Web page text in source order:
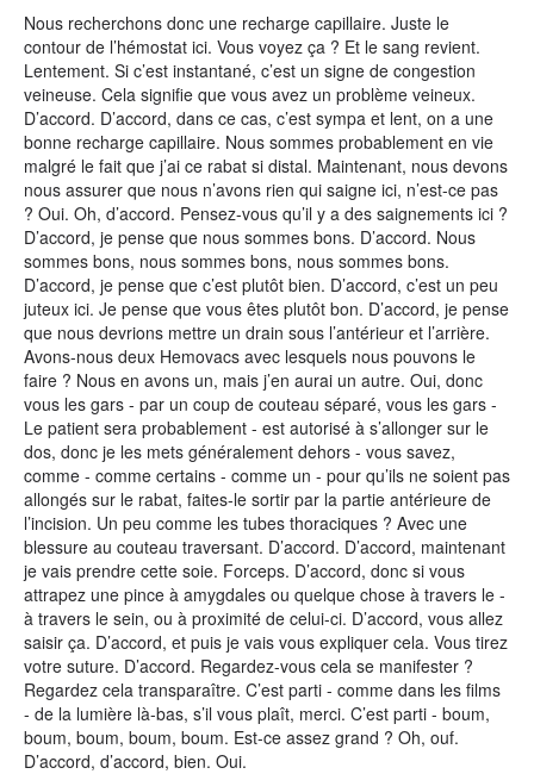
Nous recherchons donc une recharge capillaire. Juste le
contour de l’hémostat ici. Vous voyez ça ? Et le sang revient.
Lentement. Si c’est instantané, c’est un signe de congestion
veineuse. Cela signifie que vous avez un problème veineux.
D’accord. D’accord, dans ce cas, c’est sympa et lent, on a une
bonne recharge capillaire. Nous sommes probablement en vie
malgré le fait que j’ai ce rabat si distal. Maintenant, nous devons
nous assurer que nous n’avons rien qui saigne ici, n’est-ce pas
? Oui. Oh, d’accord. Pensez-vous qu’il y a des saignements ici ?
D’accord, je pense que nous sommes bons. D’accord. Nous
sommes bons, nous sommes bons, nous sommes bons.
D’accord, je pense que c’est plutôt bien. D’accord, c’est un peu
juteux ici. Je pense que vous êtes plutôt bon. D’accord, je pense
que nous devrions mettre un drain sous l’antérieur et l’arrière.
Avons-nous deux Hemovacs avec lesquels nous pouvons le
faire ? Nous en avons un, mais j’en aurai un autre. Oui, donc
vous les gars - par un coup de couteau séparé, vous les gars -
Le patient sera probablement - est autorisé à s’allonger sur le
dos, donc je les mets généralement dehors - vous savez,
comme - comme certains - comme un - pour qu’ils ne soient pas
allongés sur le rabat, faites-le sortir par la partie antérieure de
l’incision. Un peu comme les tubes thoraciques ? Avec une
blessure au couteau traversant. D’accord. D’accord, maintenant
je vais prendre cette soie. Forceps. D’accord, donc si vous
attrapez une pince à amygdales ou quelque chose à travers le -
à travers le sein, ou à proximité de celui-ci. D’accord, vous allez
saisir ça. D’accord, et puis je vais vous expliquer cela. Vous tirez
votre suture. D’accord. Regardez-vous cela se manifester ?
Regardez cela transparaître. C’est parti - comme dans les films
- de la lumière là-bas, s’il vous plaît, merci. C’est parti - boum,
boum, boum, boum, boum. Est-ce assez grand ? Oh, ouf.
D’accord, d’accord, bien. Oui.